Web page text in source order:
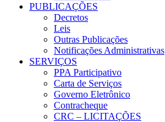
PUBLICAÇÕES
Decretos
Leis
Outras Publicações
Notificações Administrativas
SERVIÇOS
PPA Participativo
Carta de Serviços
Governo Eletrônico
Contracheque
CRC – LICITAÇÕES